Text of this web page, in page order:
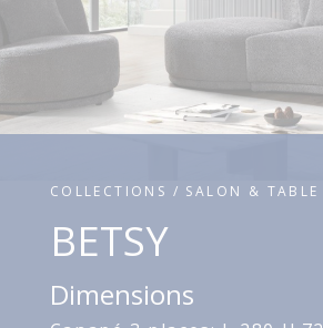
COLLECTIONS / SALON & TABLE
BETSY
Dimensions